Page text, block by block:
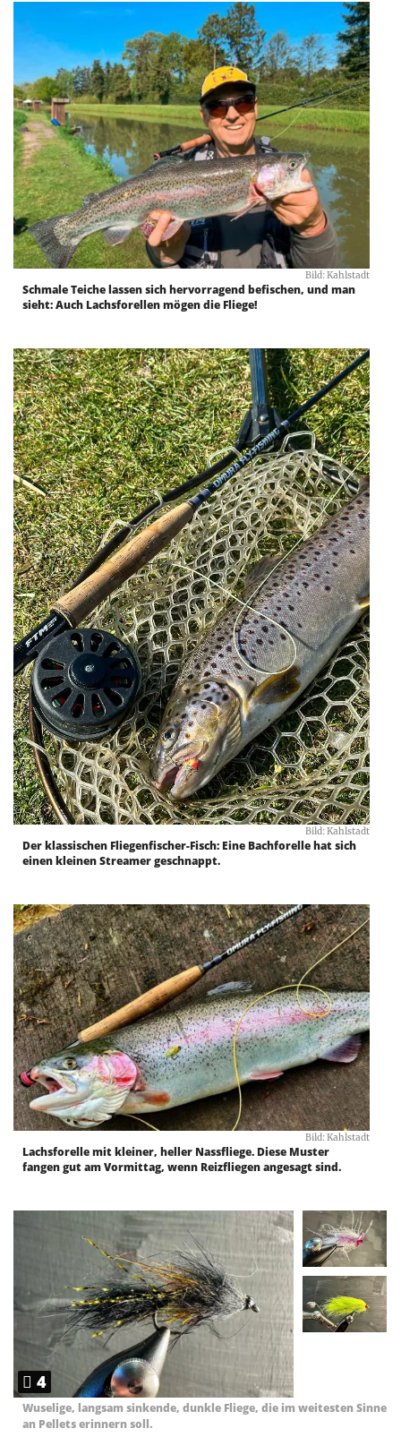
Bild: Kahlstadt
Schmale Teiche lassen sich hervorragend befischen, und man
sieht: Auch Lachsforellen mögen die Fliege!
Bild: Kahlstadt
Der klassischen Fliegenfischer-Fisch: Eine Bachforelle hat sich
einen kleinen Streamer geschnappt.
Bild: Kahlstadt
Lachsforelle mit kleiner, heller Nassfliege. Diese Muster
fangen gut am Vormittag, wenn Reizfliegen angesagt sind.
4
Wuselige, langsam sinkende, dunkle Fliege, die im weitesten Sinne
an Pellets erinnern soll.